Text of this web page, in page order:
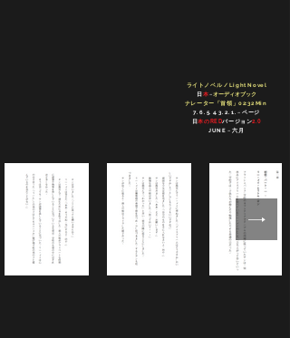
ライトノベル / Light Novel
日 本~オーディオブック
ナレーター 「首領」02:32 Min
7. 6. 5. 4. 3. 2. 1
. ~ ページ
日本のREDバージョン2.0
JUNE ~ 六月